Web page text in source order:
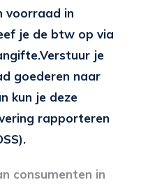
voorraad in
je de btw op via
je
goederen naar
kun je deze
rapporteren
consumenten in